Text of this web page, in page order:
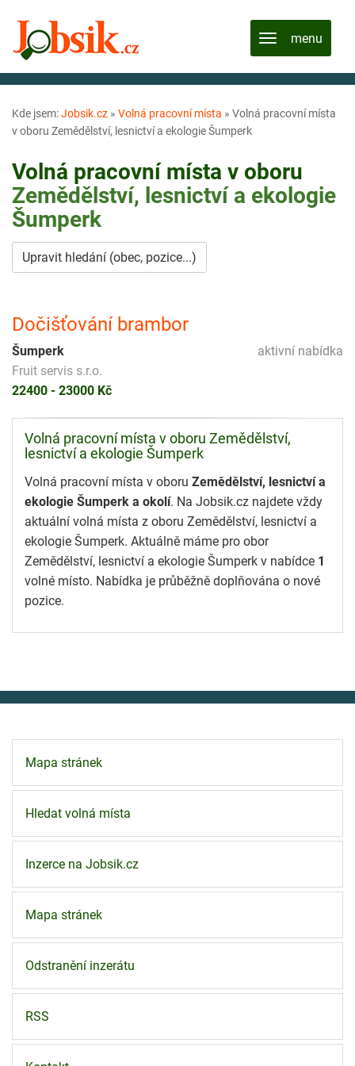
Kde jsem:Jobsik.cz » Volná pracovní místa » Volná pracovní místa
v oboru Zemědělství, lesnictví a ekologie Šumperk
Volná pracovní místa v oboru
Zemědělství, lesnictví a ekologie
Šumperk
Upravit hledání (obec, pozice...)
Dočišťování brambor
aktivní nabídka
Šumperk
Fruit servis s.r.o.
22400 - 23000 Kč
Volná pracovní místa v oboru Zemědělství,
lesnictví a ekologie Šumperk
Volná pracovní místa v oboru Zemědělství, lesnictví a
ekologie Šumperk a okolí. Na Jobsik.cz najdete vždy
aktuální volná místa z oboru Zemědělství, lesnictví a
ekologie Šumperk. Aktuálně máme pro obor
Zemědělství, lesnictví a ekologie Šumperk v nabídce 1
volné místo. Nabídka je průběžně doplňována o nové
pozice.
Mapa stránek
Hledat volná místa
Inzerce na Jobsik.cz
Mapa stránek
Odstranění inzerátu
RSS